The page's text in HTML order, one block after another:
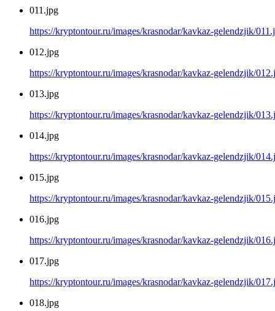
011.jpg
https://kryptontour.ru/images/krasnodar/kavkaz-gelendzjik/
012.jpg
https://kryptontour.ru/images/krasnodar/kavkaz-gelendzjik/
013.jpg
https://kryptontour.ru/images/krasnodar/kavkaz-gelendzjik/
014.jpg
https://kryptontour.ru/images/krasnodar/kavkaz-gelendzjik/
015.jpg
https://kryptontour.ru/images/krasnodar/kavkaz-gelendzjik/
016.jpg
https://kryptontour.ru/images/krasnodar/kavkaz-gelendzjik/
017.jpg
https://kryptontour.ru/images/krasnodar/kavkaz-gelendzjik/
018.jpg